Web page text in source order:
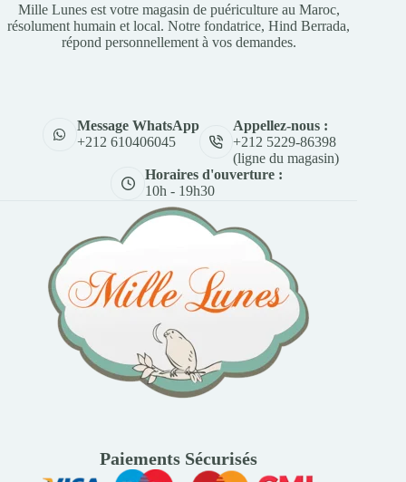
Mille Lunes est votre magasin de puériculture au Maroc,
résolument humain et local. Notre fondatrice, Hind Berrada,
répond personnellement à vos demandes.
Message WhatsApp
+212 610406045
Appellez-nous :
+212 5229-86398
(ligne du magasin)
Horaires d'ouverture :
10h - 19h30
Paiements Sécurisés